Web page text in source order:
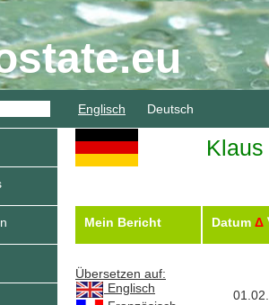
Englisch Deutsch
Klaus
Mein Bericht
Übersetzen auf:
Englisch
Datum Δ